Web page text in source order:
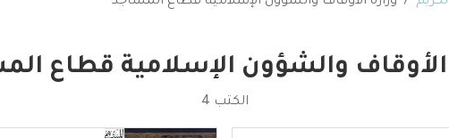
الأوقاف والشؤون الإسلامية قطاع
الكتب 4